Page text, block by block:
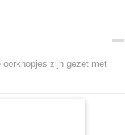
oorknopjes zijn gezet met